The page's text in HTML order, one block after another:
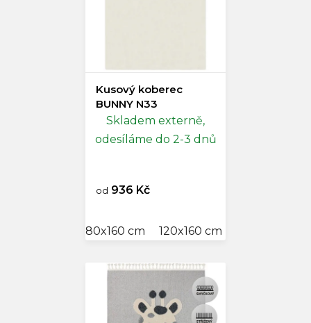
Kusový koberec
BUNNY N33
Skladem externě,
odesíláme do 2-3 dnů
od 936 Kč
80x160 cm 120x160 cm